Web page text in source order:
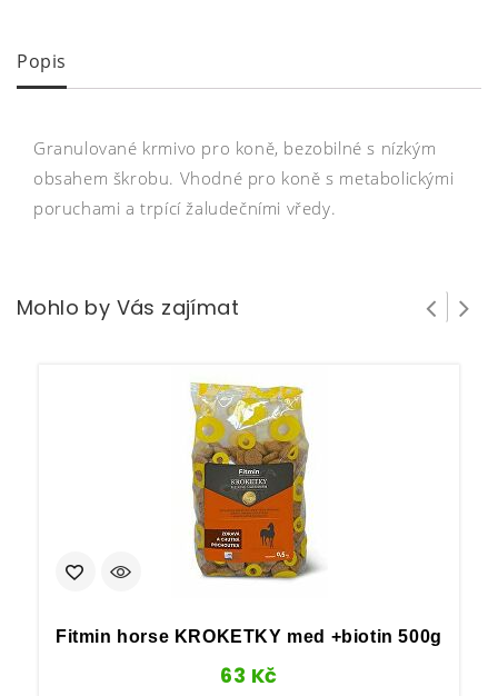
Popis
Granulované krmivo pro koně, bezobilné s nízkým
obsahem škrobu. Vhodné pro koně s metabolickými
poruchami a trpící žaludečními vředy.
Mohlo by Vás zajímat
Fitmin horse KROKETKY med +biotin 500g
63 Kč